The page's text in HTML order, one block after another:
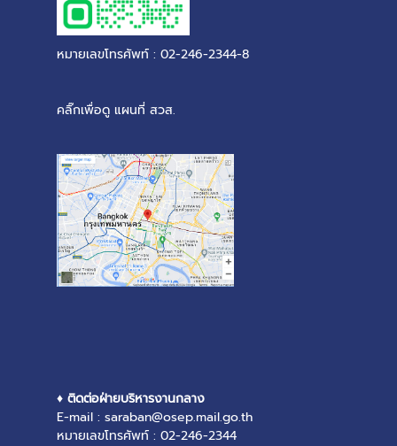
หมายเลขโทรศัพท์ : 02-246-2344-8
คลิ๊กเพื่อดู แผนที่ สวส.
♦ ติดต่อฝ่ายบริหารงานกลาง
E-mail : saraban@osep.mail.go.th
หมายเลขโทรศัพท์ : 02-246-2344